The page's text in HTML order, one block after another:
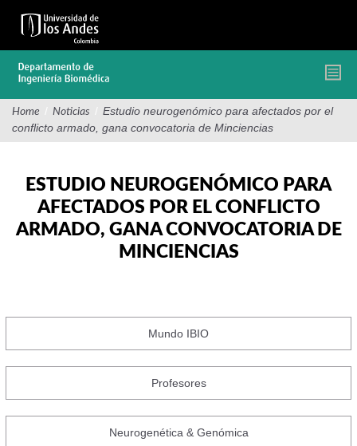
contenido
Home / Noticias / Estudio neurogenómico para afectados por el
conflicto armado, gana convocatoria de Minciencias
ESTUDIO NEUROGENÓMICO PARA
AFECTADOS POR EL CONFLICTO
ARMADO, GANA CONVOCATORIA DE
MINCIENCIAS
Mundo IBIO
Profesores
Neurogenética & Genómica